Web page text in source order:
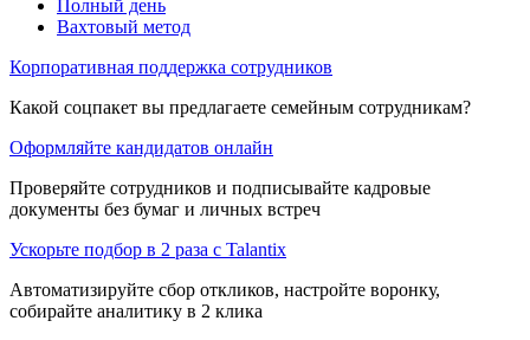
Полный день
Вахтовый метод
Корпоративная поддержка сотрудников
Какой соцпакет вы предлагаете семейным сотрудникам?
Оформляйте кандидатов онлайн
Проверяйте сотрудников и подписывайте кадровые
документы без бумаг и личных встреч
Ускорьте подбор в 2 раза с Talantix
Автоматизируйте сбор откликов, настройте воронку,
собирайте аналитику в 2 клика